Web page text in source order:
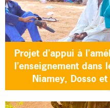
Projet d’appui à
l’enseignement
Niamey, Dosso